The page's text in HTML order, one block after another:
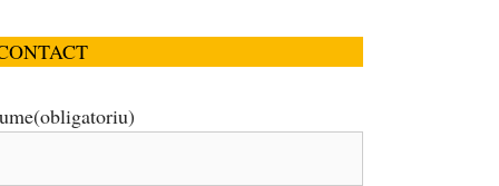
(obligatoriu)